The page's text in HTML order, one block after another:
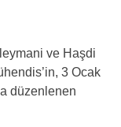
ve Haşdi
3 Ocak
düzenlenen